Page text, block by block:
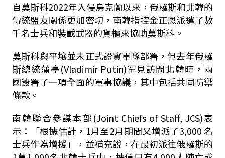
自莫斯科2022年入侵烏克蘭以來，俄羅斯和北韓的
傳統盟友關係更加密切，南韓指控金正恩派遣了數
千名士兵和裝載武器的貨櫃來協助莫斯科。
莫斯科與平壤並未正式證實軍隊部署，但去年俄羅
斯總統蒲亭(Vladimir Putin)罕見訪問北韓時，兩
國簽署了一項全面的軍事協議，其中包括共同防禦
條款。
南韓聯合參謀本部(Joint Chiefs of Staff, JCS)表
示：「根據估計，1月至2月期間又增派了3,000 名
士兵作為增援」，並補充說，在最初派往俄羅斯的